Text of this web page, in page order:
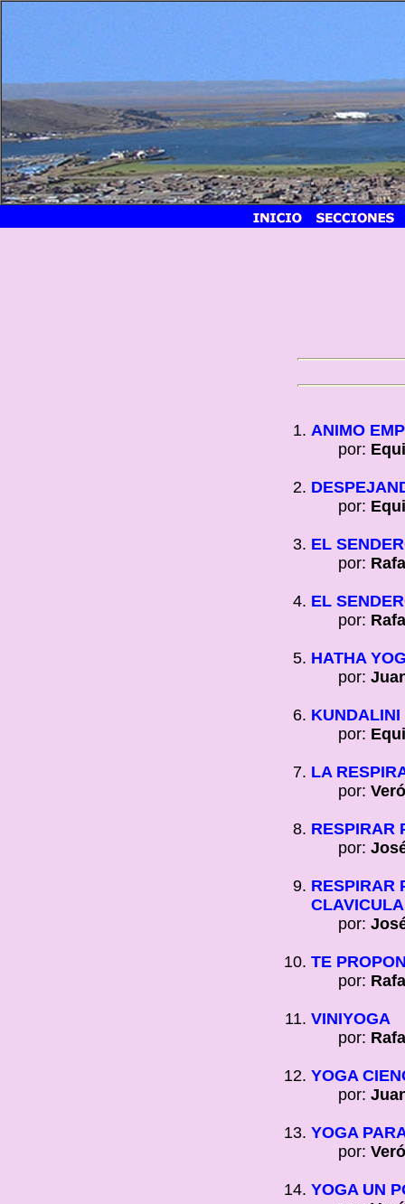
ANIMO
por:
por:
EL
por:
EL
por:
HATHA
por:
por:
LA
por:
RESPIRAR
por:
RESPIRAR
por:
TE
por:
VINIYOGA
por:
YOGA
por:
YOGA
por:
YOGA UN